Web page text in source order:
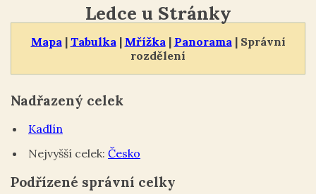
Mapa | Tabulka | Mřížka | Panorama | Správní
rozdělení
Ledce u Stránky
Nadřazený celek
Kadlín
Nejvyšší celek: Česko
Podřízené správní celky